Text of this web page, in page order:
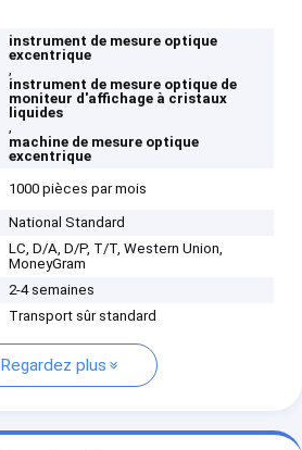
instrument de mesure optique
excentrique
,
instrument de mesure optique de
moniteur d'affichage à cristaux
liquides
,
machine de mesure optique
excentrique
1000 pièces par mois
National Standard
LC, D/A, D/P, T/T, Western Union,
MoneyGram
2-4 semaines
Transport sûr standard
Regardez plus